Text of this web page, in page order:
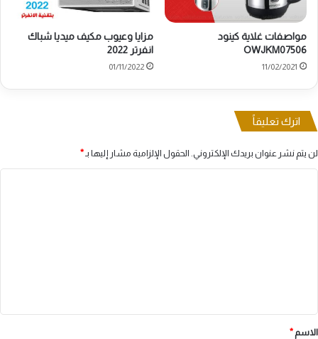
مواصفات غلاية كينود
OWJKM07506
11/02/2021
مزايا وعيوب مكيف ميديا شباك
انفرتر 2022
01/11/2022
اترك تعليقاً
لن يتم نشر عنوان بريدك الإلكتروني. الحقول الإلزامية مشار إليها بـ*
*
الاسم *